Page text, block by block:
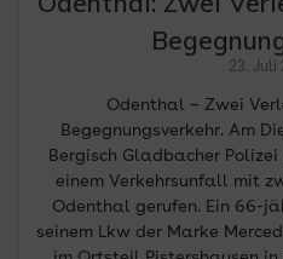
23. Juli
Odenthal – Zwei
Begegnungsverkehr. Am
Bergisch Gladbacher Polizei
einem Verkehrsunfall mit
Odenthal gerufen. Ein 66-
seinem Lkw der Marke